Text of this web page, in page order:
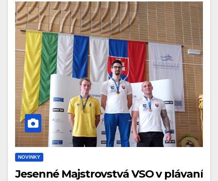
NOVINKY
Jesenné Majstrovstvá VSO v plávaní